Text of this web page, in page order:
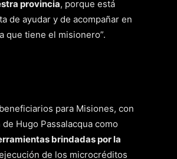
provincia, porque está
de ayudar y de acompañar en
que tiene el misionero”.
para Misiones, con
Hugo Passalacqua como
brindadas por la
de los microcréditos